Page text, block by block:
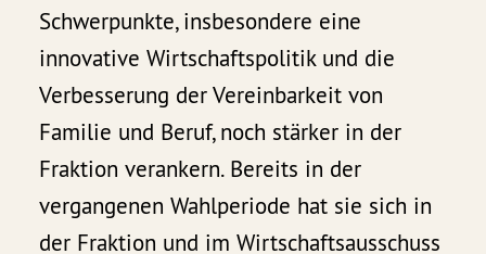
Schwerpunkte, insbesondere eine
innovative Wirtschaftspolitik und die
Verbesserung der Vereinbarkeit von
Familie und Beruf, noch stärker in der
Fraktion verankern. Bereits in der
vergangenen Wahlperiode hat sie sich in
der Fraktion und im Wirtschaftsausschuss